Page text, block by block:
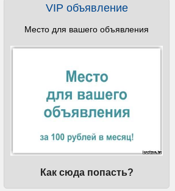
VIP объявление
Место для вашего объявления
Как сюда попасть?